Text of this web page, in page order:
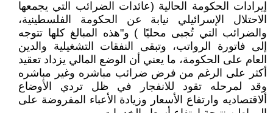
إيرادات الحكومة الحالية (عائدات الضرائب التي يجمعها
الاحتلال الإسرائيلي نيابة عن الحكومة الفلسطينية،
والضرائب التي تُجبى محليًا ) و"هذه المبالغ كلها تتوجه
إلى فاتورة الرواتب، وتبقى النفقات التشغيلية والدين
العام على الحكومة، ما يعني أن الوضع المالي يزداد تعقيد
أكثر على الرغم من فرض ضرائب مباشره وغير مباشره
وقد لمرحله تقود للانفجار في ظل تردي الأوضاع
ألاقتصاديه وارتفاع الأسعار وزيادة الأعباء المفروضة على